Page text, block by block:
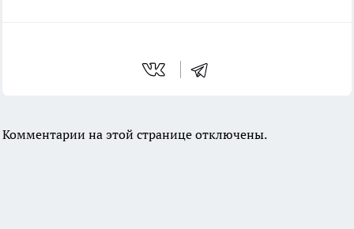
Комментарии на этой странице отключены.